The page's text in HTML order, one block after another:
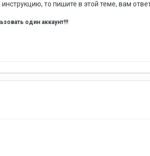
то пишите в этой теме, вам
один аккаунт!!!